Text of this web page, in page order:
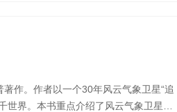
作。作者以一个30年风云气象卫星“追
界。本书重点介绍了风云气象卫星大